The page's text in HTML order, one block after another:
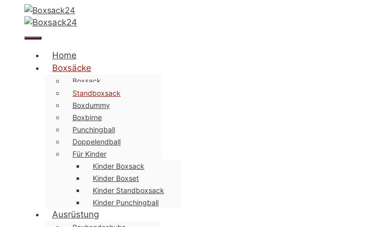
springen
Menü
Home
Boxsäcke
Boxsack
Standboxsack
Boxdummy
Boxbirne
Punchingball
Doppelendball
Für Kinder
Kinder Boxsack
Kinder Boxset
Kinder Standboxsack
Kinder Punchingball
Ausrüstung